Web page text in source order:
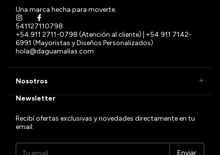
Una marca hecha para moverte.
541127110798
+54 911 2711-0798 (Atención al cliente) | +54 911 7142-
6991 (Mayoristas y Diseños Personalizados)
hola@daguamallas.com
Nosotros
Newsletter
Recibí ofertas exclusivas y novedades directamente en tu
email.